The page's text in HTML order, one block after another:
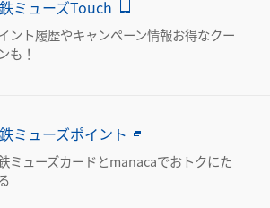
ミューズTouch
ント履歴やキャンペーン情報お得なクー
も！
ミューズポイント
ミューズカードとmanacaでおトクにた